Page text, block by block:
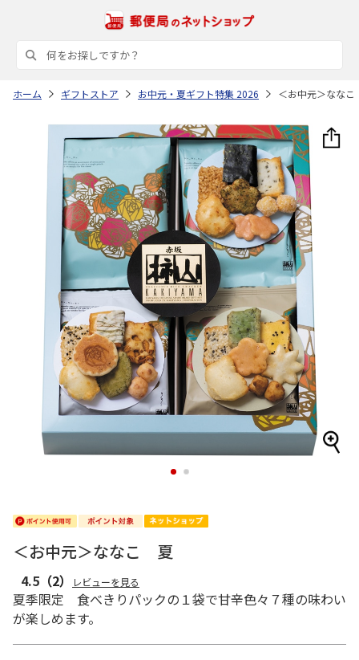
ホーム ギフトストア お中元・夏ギフト特集 2026 ＜お中元＞なな
1 2
＜お中元＞ななこ 夏
4.5 （2） レビューを見る
夏季限定 食べきりパックの１袋で甘辛色々７種の味わい
が楽しめます。